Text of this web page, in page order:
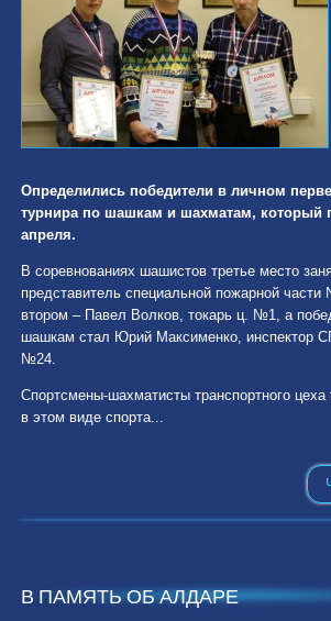
Определились победители в личном
турнира по шашкам и шахматам, который
апреля.
В соревнованиях шашистов третье место
представитель специальной пожарной
втором – Павел Волков, токарь ц. №1, а
шашкам стал Юрий Максименко,
№24.
Спортсмены-шахматисты транспортного
в этом виде спорта...
В ПАМЯТЬ ОБ АЛДАРЕ